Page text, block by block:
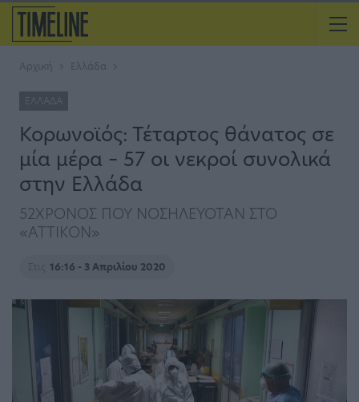
Αρχική Ελλάδα
ΕΛΛΆΔΑ
Κορωνοϊός: Τέταρτος θάνατος σε
μία μέρα – 57 οι νεκροί συνολικά
στην Ελλάδα
52ΧΡΟΝΟΣ ΠΟΥ ΝΟΣΗΛΕΥΟΤΑΝ ΣΤΟ
«ΑΤΤΙΚΟΝ»
Στις 16:16 - 3 Απριλίου 2020